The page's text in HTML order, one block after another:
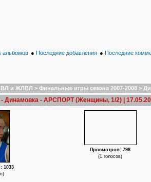
альбомов ● Последние добавления ● Последние
и ЖЛВЛ > Финальные игры сезона 2007-2008 >
- Динамовка - АРСПОРТ (Женщины, 1/2) |
1033
Просмотров: 798
(1 голосов)